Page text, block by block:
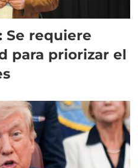
Se requiere
para priorizar el